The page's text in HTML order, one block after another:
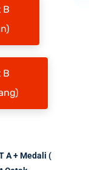
B
B
A + Medali (